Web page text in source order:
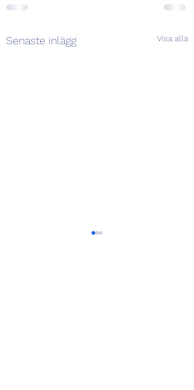
Senaste inlägg Visa alla